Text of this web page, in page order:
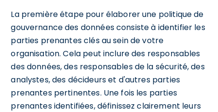
La première étape pour élaborer une politique de
gouvernance des données consiste à identifier les
parties prenantes clés au sein de votre
organisation. Cela peut inclure des responsables
des données, des responsables de la sécurité, des
analystes, des décideurs et d'autres parties
prenantes pertinentes. Une fois les parties
prenantes identifiées, définissez clairement leurs